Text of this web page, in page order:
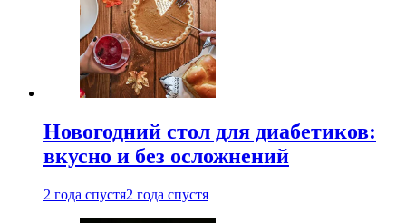
Новогодний стол для диабетиков:
вкусно и без осложнений
2 года спустя2 года спустя